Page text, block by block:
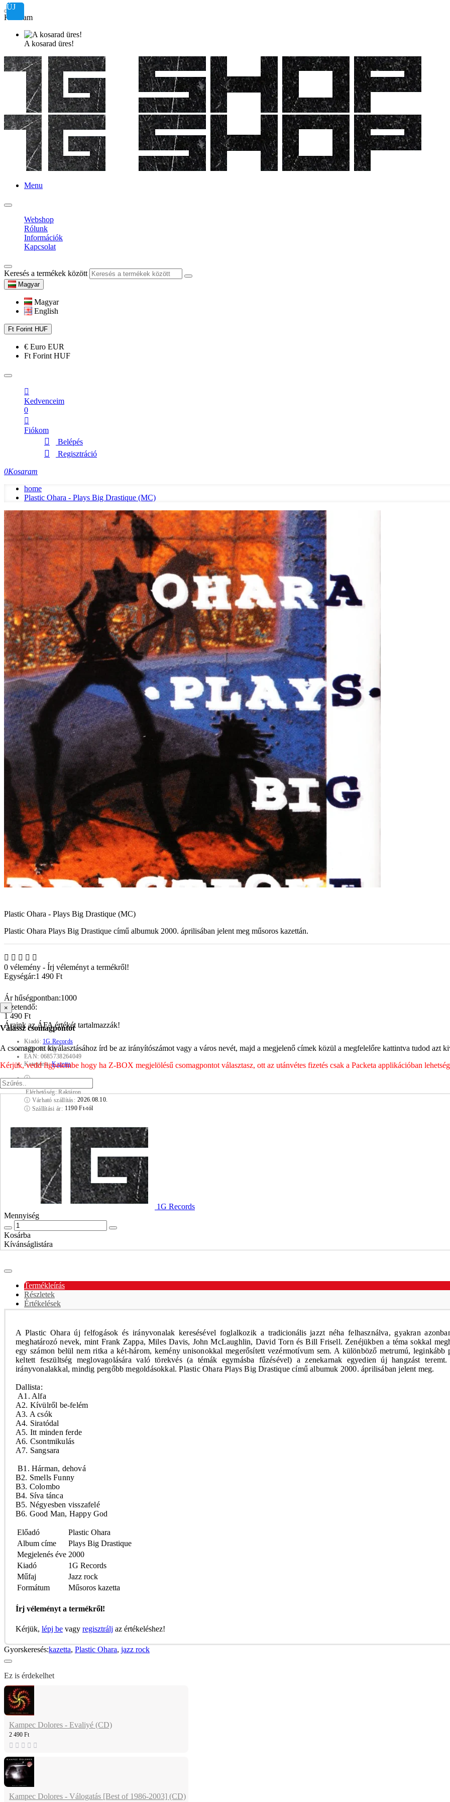
Kosaram
A kosarad üres!
Menu
Webshop
Rólunk
Információk
Kapcsolat
Keresés a termékek között
Magyar
Magyar
English
Ft Forint HUF
€ Euro EUR
Ft Forint HUF
Kedvenceim
0
Fiókom
Belépés
Regisztráció
0Kosaram
home
Plastic Ohara - Plays Big Drastique (MC)
Plastic Ohara - Plays Big Drastique (MC)
Plastic Ohara Plays Big Drastique című albumuk 2000. áprilisában jelent meg műsoros kazettán.
0 vélemény - Írj véleményt a termékről!
Egységár:1 490 Ft
Ár hűségpontban:1000
Fizetendő:
1 490 Ft
Áraink az ÁFA értékét tartalmazzák!
Kiadó: 1G Records
Súly:93.00g
EAN: 0685738264049
Kategória:Kazetta
ⓘ
Elérhetőség:Raktáron
ⓘ Várható szállítás: 2026.08.10.
ⓘ Szállítási ár: 1190 Ft-tól
1G Records
Mennyiség
Kosárba
Kívánságlistára
Termékleírás
Részletek
Értékelések
A Plastic Ohara új felfogások és irányvonalak keresésével foglalkozik a tradicionálisjazzt néha felhasználva, gyakran
meghatározó nevek, mint Frank Zappa, Miles Davis, John McLaughlin, David Torn és Bill Frisell. Zenéjükben a téma sokkal
egy számon belül nem ritka a két-három, kemény unisonokkal megerősített vezérmotívum sem. A különböző metrumú,
keltett feszültség meglovagolására való törekvés (a témák egymásba fűzésével) a zenekarnak egyedien új hangzást
irányvonalakkal, mindig pergőbb megoldásokkal. Plastic Ohara Plays Big Drastique című albumuk 2000. áprilisában jelent meg.
Dallista:
A1. Alfa
A2. Kívülről be-felém
A3. A csók
A4. Siratódal
A5. Itt minden ferde
A6. Csontmikulás
A7. Sangsara
B1. Hárman, dehová
B2. Smells Funny
B3. Colombo
B4. Síva tánca
B5. Négyesben visszafelé
B6. Good Man, Happy God
Előadó
Plastic Ohara
Album címe
Plays Big Drastique
Megjelenés éve 2000
Kiadó
1G Records
Műfaj
Jazz rock
Formátum
Műsoros kazetta
Írj véleményt a termékről!
Kérjük, lépj be vagy regisztrálj az értékeléshez!
Gyorskeresés:kazetta, Plastic Ohara, jazz rock
Ez is érdekelhet
Kampec Dolores - Evaliyé (CD)
2 490 Ft
Kampec Dolores - Válogatás [Best of 1986-2003] (CD)
ÚJ
×
Válassz csomagpontot
A csomagpont kiválasztásához írd be az irányítószámot vagy a város nevét, majd a megjelenő címek közül a megfelelőre kattintva tudod azt
Kérjük, vedd figyelembe hogy ha Z-BOX megjelölésű csomagpontot választasz, ott az utánvétes fizetés csak a Packeta applikációban